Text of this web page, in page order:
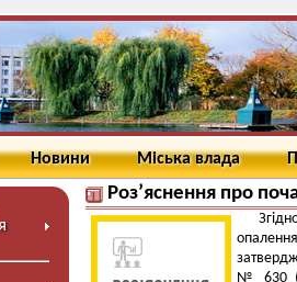
Новини Міська влада
Роз’яснення про
№ 630